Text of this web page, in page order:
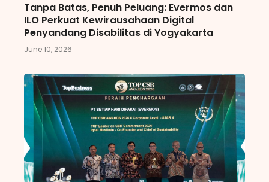
Tanpa Batas, Penuh Peluang: Evermos dan
ILO Perkuat Kewirausahaan Digital
Penyandang Disabilitas di Yogyakarta
June 10, 2026